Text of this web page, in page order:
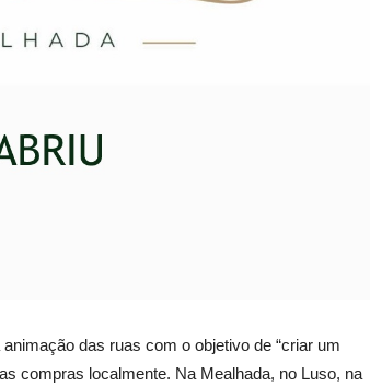
das ruas com o objetivo de “criar um
compras localmente. Na Mealhada, no Luso, na